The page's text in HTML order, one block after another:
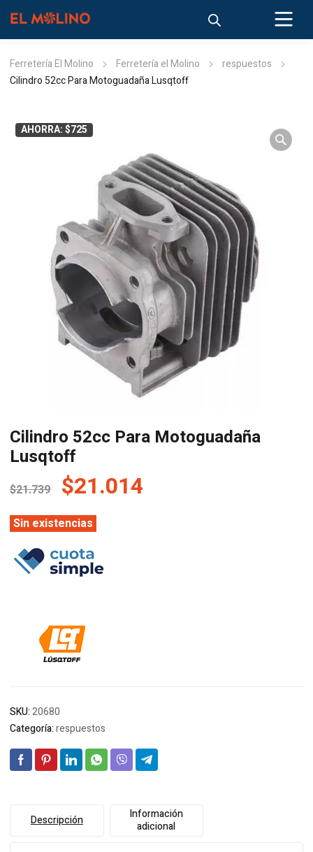
Ferretería El Molino Ferretería el Molino
respuestos
Cilindro 52cc Para Motoguadaña Lusqtoff
AHORRA: $725
Cilindro 52cc Para Motoguadaña
Lusqtoff
$21.739 El
precio
original
era:
$21.739.
$21.014
Sin existencias
SKU:20680
Categoría:respuestos
Descripción
Información
adicional